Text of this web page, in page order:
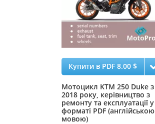
Купити в PDF 8.00 $
Мотоцикл KTM 250 Duke з
2018 року, керівництво з
ремонту та експлуатації у
форматі PDF (англійською
мовою)